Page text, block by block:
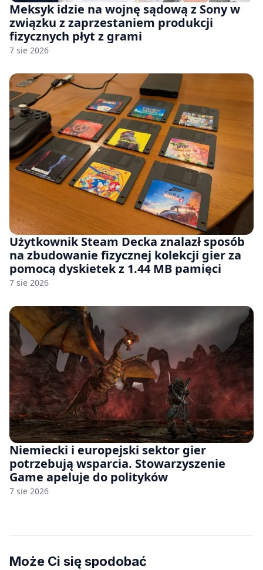
Meksyk idzie na wojnę sądową z Sony w
związku z zaprzestaniem produkcji
fizycznych płyt z grami
7 sie 2026
Użytkownik Steam Decka znalazł sposób
na zbudowanie fizycznej kolekcji gier za
pomocą dyskietek z 1.44 MB pamięci
7 sie 2026
Niemiecki i europejski sektor gier
potrzebują wsparcia. Stowarzyszenie
Game apeluje do polityków
7 sie 2026
Może Ci się spodobać